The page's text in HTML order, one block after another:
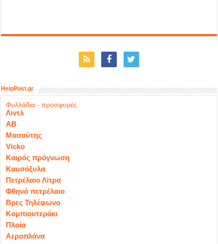
HelpPost.gr
Φυλλάδια - προσφορές
Λιντλ
ΑΒ
Μασούτης
Vicko
Καιρός πρόγνωση
Καυσόξυλα
Πετρέλαιο Λίτρα
Φθηνό πετρέλαιο
Βρες Τηλέφωνο
Κομπιουτεράκι
Πλοία
Αεροπλάνα